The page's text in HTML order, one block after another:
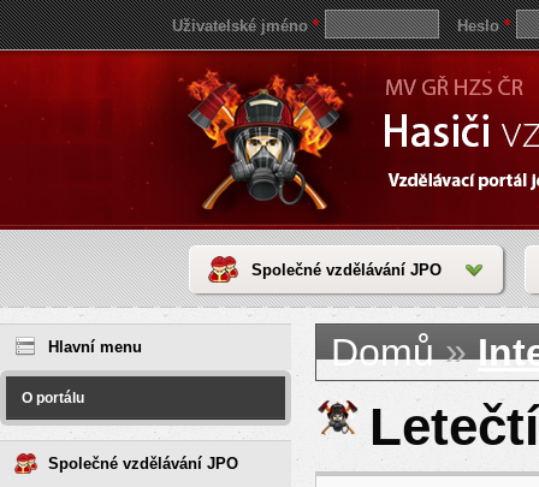
Uživatelské jméno* Heslo*
Společné vzdělávání JPO
Hlavní menu
O portálu
Společné vzdělávání JPO
Jste zde
Domů»
save
reddit
video
coloring
pages
love
horoscope
today